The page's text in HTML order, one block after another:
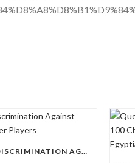
EGYPTIAN DISCRIMINATION AGAINST CHRISTIAN SOCCER PLAYERS